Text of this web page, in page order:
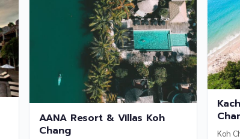
AANA Resort & Villas Koh
Chang
Koh